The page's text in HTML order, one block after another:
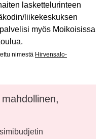
laskettelurinteen
liikekeskuksen
myös Moikoisissa
Hirvensalo-Kakskerta
nimestä Hirvensalo-